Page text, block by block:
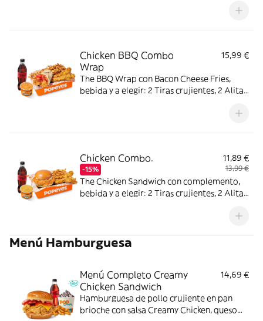
Chicken BBQ Combo
Wrap
15,99 €
The BBQ Wrap con Bacon Cheese Fries,
bebida y a elegir: 2 Tiras crujientes, 2 Alitas
Chicken Combo.
-15%
11,89 €
13,99 €
The Chicken Sandwich con complemento,
bebida y a elegir: 2 Tiras crujientes, 2 Alitas
Menú Hamburguesa
Menú Completo Creamy
Chicken Sandwich
14,69 €
Hamburguesa de pollo crujiente en pan
brioche con salsa Creamy Chicken, queso